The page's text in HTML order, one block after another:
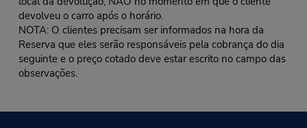
devolveu o carro após o horário.
NOTA: O clientes precisam ser informados na hora da
Reserva que eles serão responsáveis pela cobrança do dia
seguinte e o preço cotado deve estar escrito no campo das
observações.